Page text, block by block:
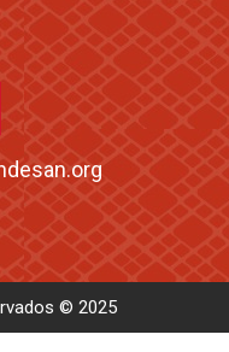
© 2025